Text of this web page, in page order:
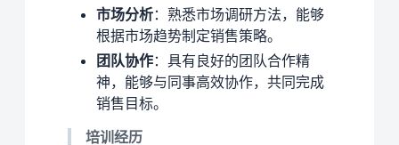
市场分析：熟悉市场调研方法，能够
根据市场趋势制定销售策略。
团队协作：具有良好的团队合作精
神，能够与同事高效协作，共同完成
销售目标。
培训经历